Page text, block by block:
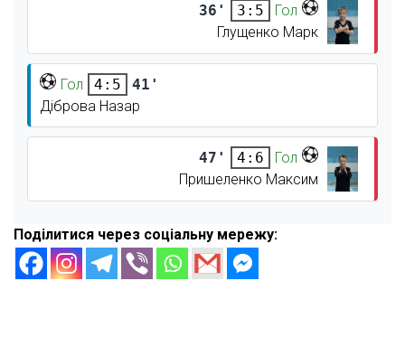
36' 3:5
Гол
Глущенко Марк
Гол 4:5
41'
Діброва Назар
47' 4:6
Гол
Пришеленко Максим
Поділитися через соціальну мережу: